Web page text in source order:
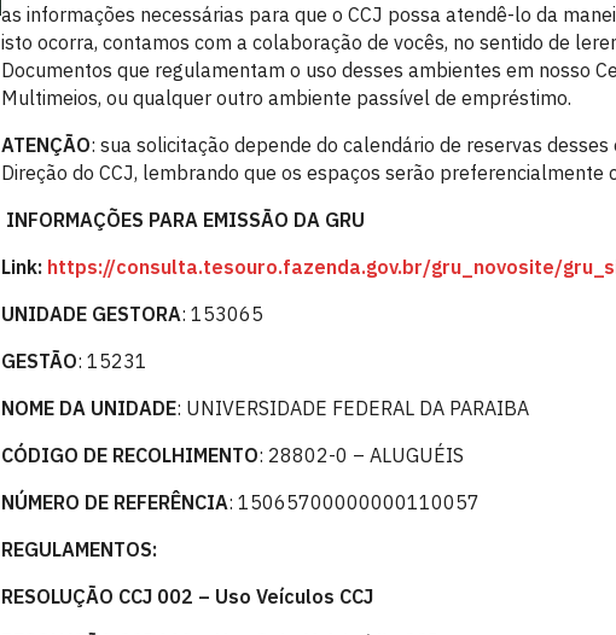
as informações necessárias para que o CCJ possa atendê-lo da
isto ocorra, contamos com a colaboração de vocês, no sentido de
Documentos que regulamentam o uso desses ambientes em nosso
Multimeios, ou qualquer outro ambiente passível de empréstimo.
ATENÇÃO: sua solicitação depende do calendário de reservas
Direção do CCJ, lembrando que os espaços serão preferencialmente
INFORMAÇÕES PARA EMISSÃO DA GRU
Link: https://consulta.tesouro.fazenda.gov.br/gru_novosite/
UNIDADE GESTORA: 153065
GESTÃO: 15231
NOME DA UNIDADE: UNIVERSIDADE FEDERAL DA PARAIBA
CÓDIGO DE RECOLHIMENTO: 28802-0 – ALUGUÉIS
NÚMERO DE REFERÊNCIA: 15065700000000110057
REGULAMENTOS:
RESOLUÇÃO CCJ 002 – Uso Veículos CCJ